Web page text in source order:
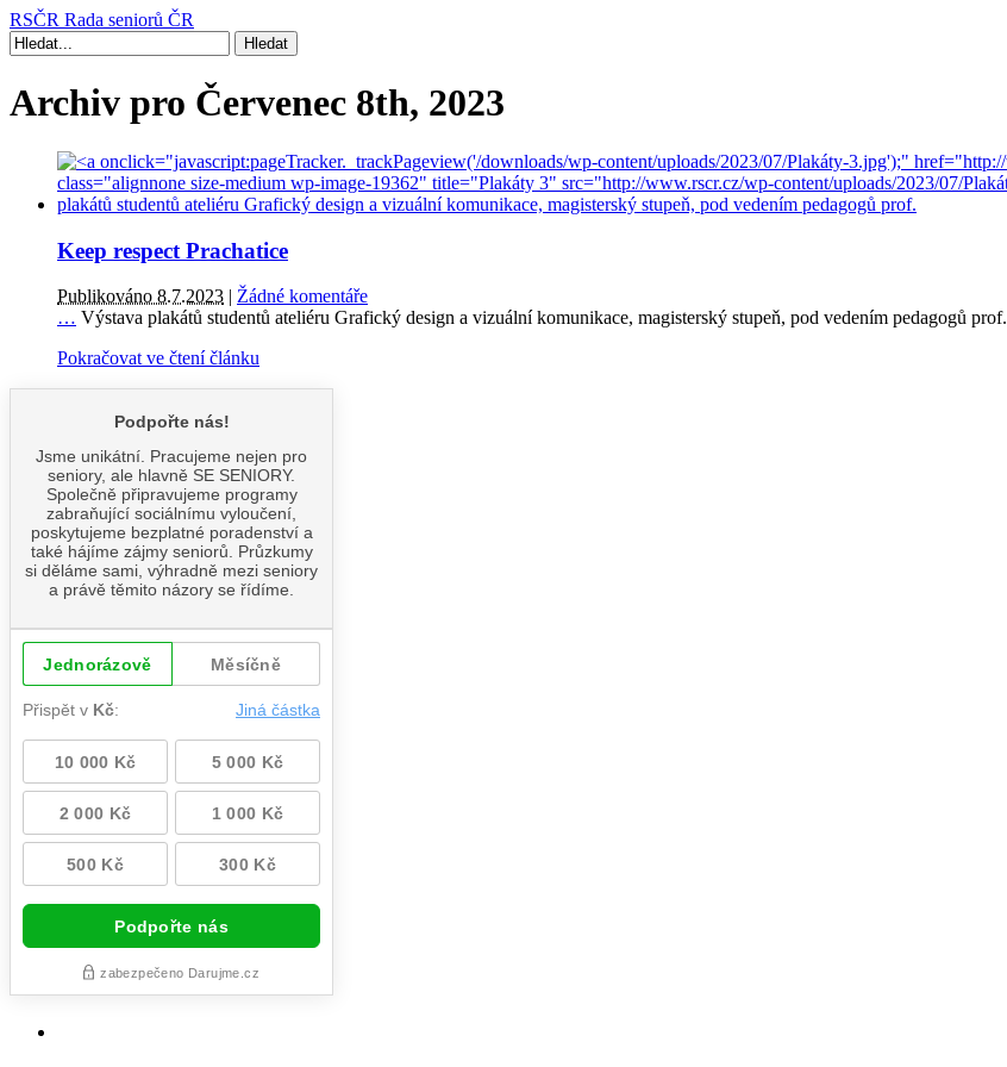
RSČR Rada seniorů ČR
Archiv pro Červenec 8th, 2023
Keep respect Prachatice
Publikováno 8.7.2023 | Žádné komentáře
… Výstava plakátů studentů ateliéru Grafický design a vizuální komunikace, magisterský stupeň, pod vedením pedagogů prof.
Pokračovat ve čtení článku